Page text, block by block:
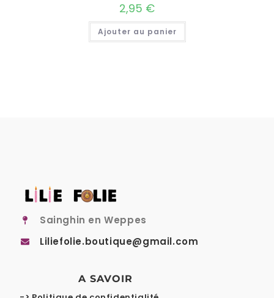
2,95 €
Ajouter au panier
Sainghin en Weppes
Liliefolie.boutique@gmail.com
A SAVOIR